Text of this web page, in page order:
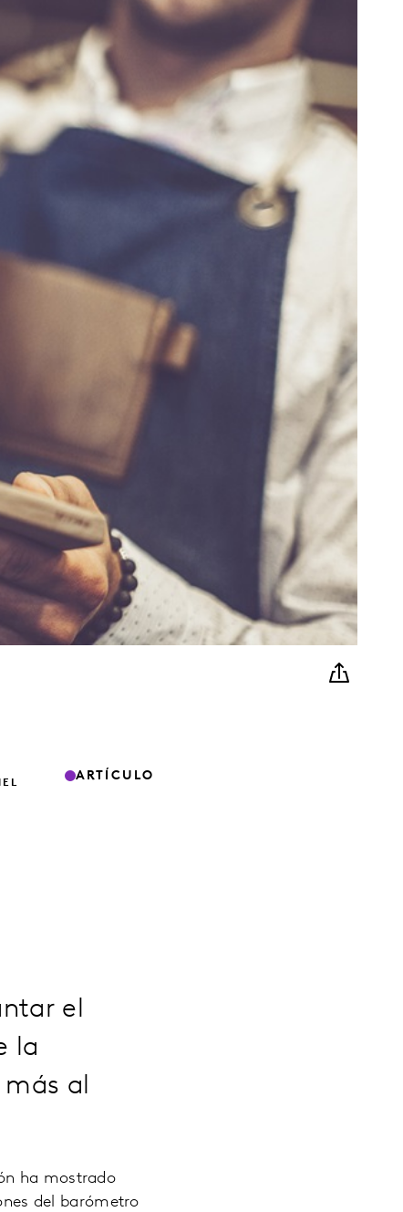
ARTÍCULO
el
la
al
ha mostrado
del barómetro